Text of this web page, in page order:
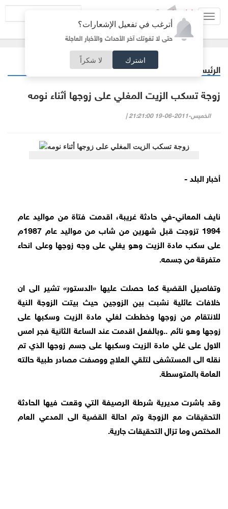
أترغب في تفعيل الإشعارات؟
حتى لا تفوتك آخر الأحداث والأخبار العاجلة
اشترك لا شكراً
الرئيسية
زوجة تسكب الزيت المغلي على زوجها أثناء نومه
الخميس-2011-06-19 21:21:00 |
أخبار البلد -
نايف المعاني-في حادثة غريبة، اقدمت فتاة من مواليد عام
1994 تزوجت قبل شهرين من شاب من مواليد عام 1987م
على سكب مادة الزيت وهو يغلي على وجه زوجها وعلى انحاء
متفرقة من جسمه.
وتفاصيل القضية كما حصلت عليها «الدستور» تشير الى ان
خلافات عائلية نشبت بين الزوجين حيث بيتت الزوجة النية
للانتقام من زوجها وخططت لغلي مادة الزيت وسكبها على
زوجها وهو نائم ..وبالفعل اقدمت عند الساعة الثانية فجر امس
الاول على غلي مادة الزيت وسكبها على جسم زوجها الذي تم
نقله الى المستشفى لتلقي العلاج ووصفت مصادر طبية حالته
العامة بالمتوسطة.
وقد باشرت مديرية شرطة الرصيفة التي وقعت فيها الحادثة
التحقيقات مع الزوجة وتم احالة القضية الى المدعي العام
المختص وما تزال التحقيقات جارية.